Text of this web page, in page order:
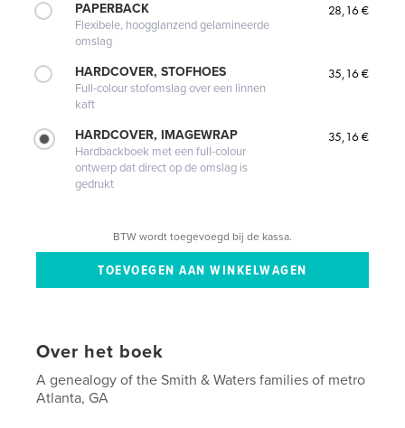
PAPERBACK
Flexibele, hoogglanzend gelamineerde
omslag
28,16 €
HARDCOVER, STOFHOES
Full-colour stofomslag over een linnen
kaft
35,16 €
HARDCOVER, IMAGEWRAP
Hardbackboek met een full-colour
ontwerp dat direct op de omslag is
gedrukt
35,16 €
BTW wordt toegevoegd bij de kassa.
Over het boek
A genealogy of the Smith & Waters families of metro
Atlanta, GA